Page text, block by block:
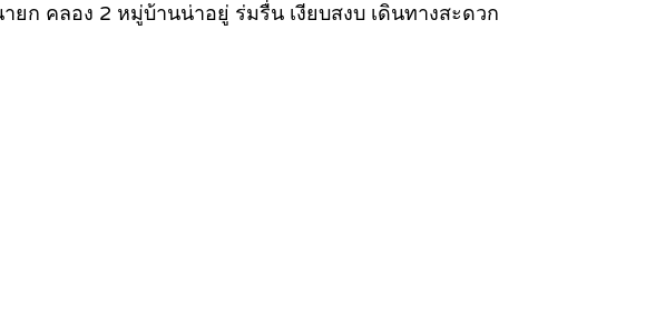
ก คลอง 2 หมู่บ้านน่าอยู่ ร่มรื่น เงียบสงบ เดินทางสะดวก